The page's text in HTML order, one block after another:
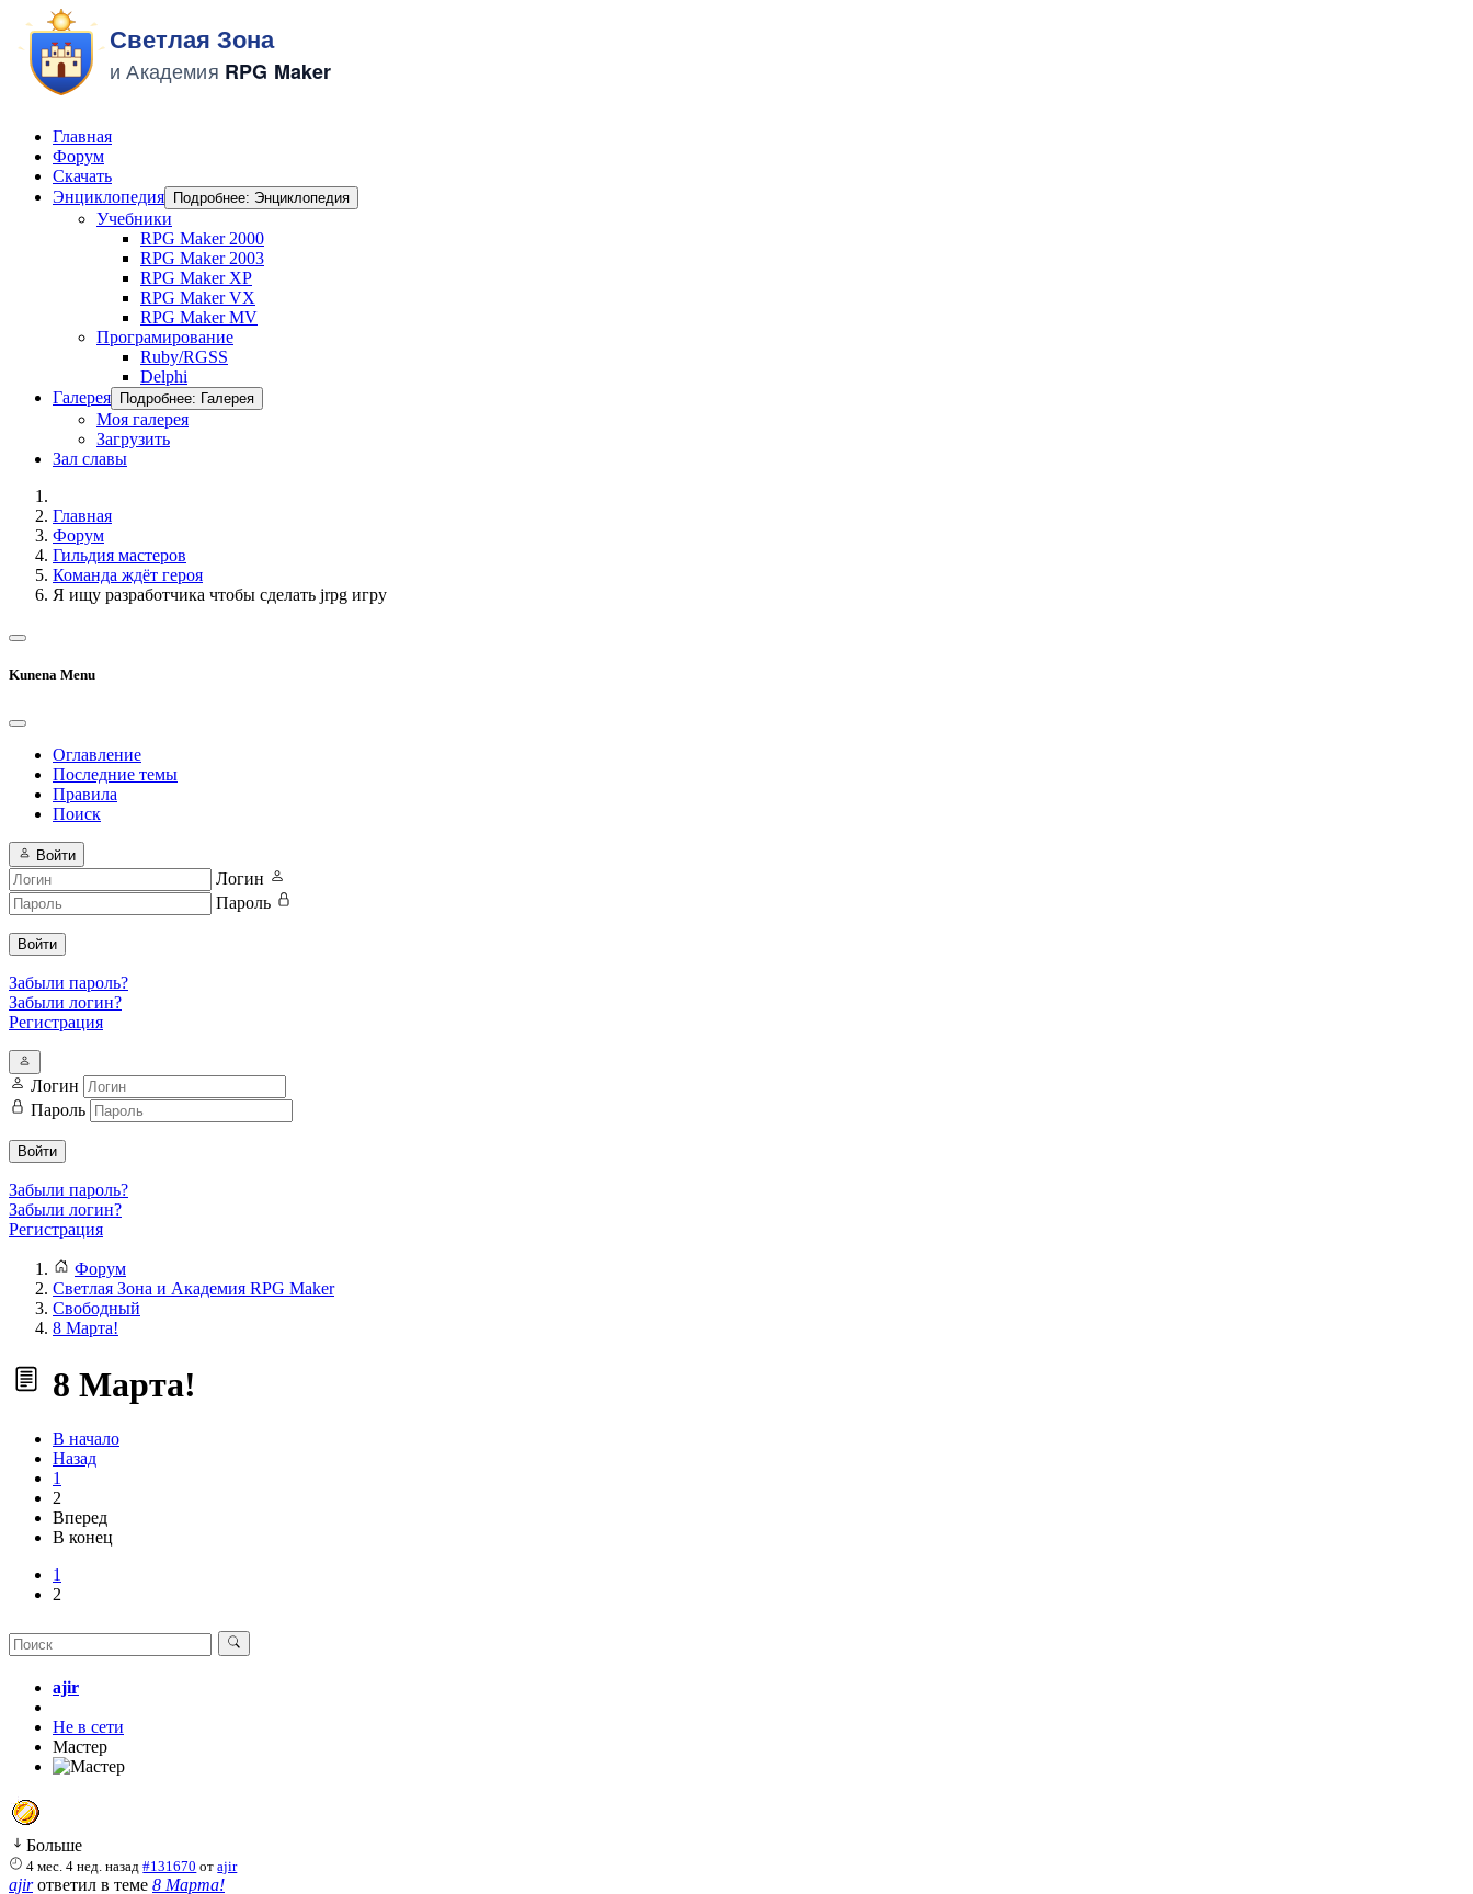
Главная
Форум
Скачать
Энциклопедия
Подробнее: Энциклопедия
Учебники
RPG Maker 2000
RPG Maker 2003
RPG Maker XP
RPG Maker VX
RPG Maker MV
Програмирование
Ruby/RGSS
Delphi
Галерея
Подробнее: Галерея
Моя галерея
Загрузить
Зал славы
Главная
Форум
Гильдия мастеров
Команда ждёт героя
Я ищу разработчика чтобы сделать jrpg игру
Kunena Menu
Оглавление
Последние темы
Правила
Поиск
Войти
Логин
Пароль
Войти
Забыли пароль?
Забыли логин?
Регистрация
Логин
Пароль
Войти
Забыли пароль?
Забыли логин?
Регистрация
Форум
Светлая Зона и Академия RPG Maker
Свободный
8 Марта!
8 Марта!
В начало
Назад
1
2
Вперед
В конец
1
2
ajir
Не в сети
Мастер
Больше
4 мес. 4 нед. назад #131670 отajir
ajirответил в теме 8 Марта!